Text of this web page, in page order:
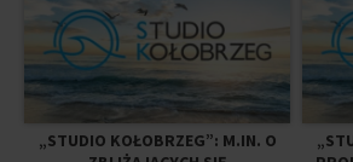
„STUDIO KOŁOBRZEG”: M.IN. O